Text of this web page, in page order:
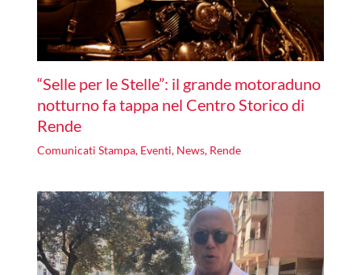
“Selle per le Stelle”: il grande motoraduno
notturno fa tappa nel Centro Storico di
Rende
Comunicati Stampa, Eventi, News, Rende